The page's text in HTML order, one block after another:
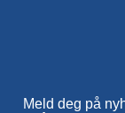
Meld deg på